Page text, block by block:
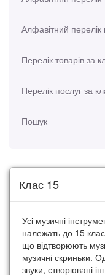
Алфавітний перелік
Перелік товарів за
Перелік послуг за
Пошук
Клас 15
Усі музичні
належать до 15
що відтворюють
музичні скриньки.
звуки, створювані